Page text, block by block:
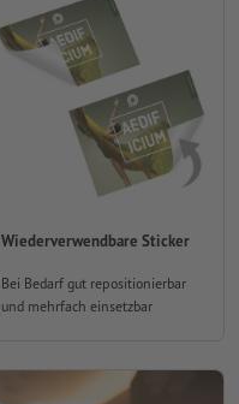
Wiederverwendbare Sticker
Bei Bedarf gut repositionierbar
und mehrfach einsetzbar